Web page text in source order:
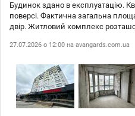
Будинок здано в експлуатацію.
поверсі. Фактична загальна
двір. Житловий комплекс
поверховий. Зовнішні стіни з
оздоблені декоративною
під електроплити, система
горизонтальним поквартирним
для встановлення лічильника
27.07.2026 о 12:00 на avangards.com.ua